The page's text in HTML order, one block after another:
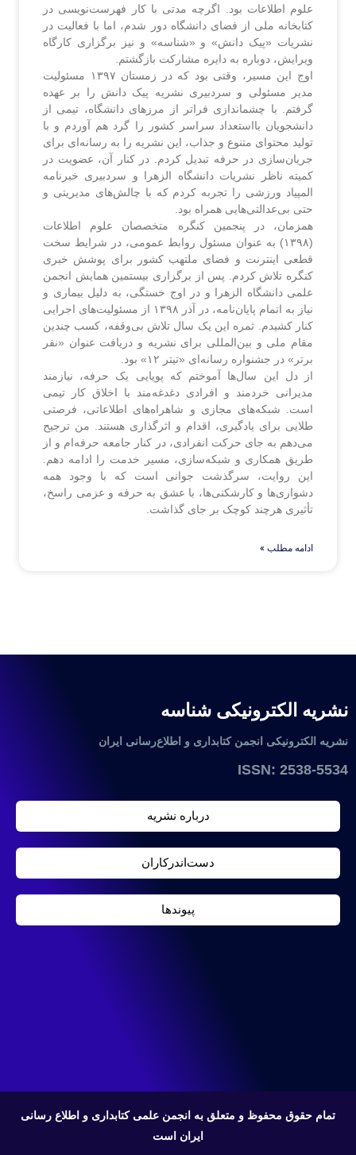
علوم اطلاعات بود. اگرچه مدتی با کار فهرست‌نویسی در
کتابخانه ملی از فضای دانشگاه دور شدم، اما با فعالیت در
نشریات «پیک دانش» و «شناسه» و نیز برگزاری کارگاه
ویرایش، دوباره به دایره مشارکت بازگشتم.
اوج این مسیر، وقتی بود که در زمستان ۱۳۹۷ مسئولیت
مدیر مسئولی و سردبیری نشریه پیک دانش را بر عهده
گرفتم. با چشماندازی فراتر از مرزهای دانشگاه، تیمی از
دانشجویان بااستعداد سراسر کشور را گرد هم آوردم و با
تولید محتوای متنوع و جذاب، این نشریه را به رسانه‌ای برای
جریان‌سازی در حرفه تبدیل کردم. در کنار آن، عضویت در
کمیته ناظر نشریات دانشگاه الزهرا و سردبیری خبرنامه
المپیاد ورزشی را تجربه کردم که با چالش‌های مدیریتی و
حتی بی‌عدالتی‌هایی همراه بود.
همزمان، در پنجمین کنگره متخصصان علوم اطلاعات
(۱۳۹۸) به عنوان مسئول روابط عمومی، در شرایط سخت
قطعی اینترنت و فضای ملتهب کشور برای پوشش خبری
کنگره تلاش کردم. پس از برگزاری بیستمین همایش انجمن
علمی دانشگاه الزهرا و در اوج خستگی، به دلیل بیماری و
نیاز به اتمام پایان‌نامه، در آذر ۱۳۹۸ از مسئولیت‌های اجرایی
کنار کشیدم. ثمره این یک سال تلاش بی‌وقفه، کسب چندین
مقام ملی و بین‌المللی برای نشریه و دریافت عنوان «نفر
برتر» در جشنواره رسانه‌ای «تیتر ۱۲» بود.
از دل این سال‌ها آموختم که پویایی یک حرفه، نیازمند
مدیرانی خردمند و افرادی دغدغه‌مند با اخلاق کار تیمی
است. شبکه‌های مجازی و شاهراه‌های اطلاعاتی، فرصتی
طلایی برای یادگیری، اقدام و اثرگذاری هستند. من ترجیح
می‌دهم به جای حرکت انفرادی، در کنار جامعه حرفه‌ام و از
طریق همکاری و شبکه‌سازی، مسیر خدمت را ادامه دهم.
این روایت، سرگذشت جوانی است که با وجود همه
دشواری‌ها و کارشکنی‌ها، با عشق به حرفه و عزمی راسخ،
تأثیری هرچند کوچک بر جای گذاشت.
ادامه مطلب »
نشریه الکترونیکی شناسه
نشریه الکترونیکی انجمن کتابداری و اطلاع‌رسانی ایران
ISSN: 2538-5534
درباره نشریه
دست‌اندرکاران
پیوندها
تمام حقوق محفوظ و متعلق به انجمن علمی کتابداری و اطلاع رسانی
ایران است